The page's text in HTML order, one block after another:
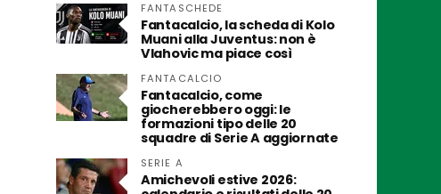
FANTASCHEDE
Fantacalcio, la scheda di Kolo
Muani alla Juventus: non è
Vlahovic ma piace così
FANTACALCIO
Fantacalcio, come
giocherebbero oggi: le
formazioni tipo delle 20
squadre di Serie A aggiornate
SERIE A
Amichevoli estive 2026: